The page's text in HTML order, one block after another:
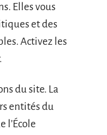
Elles vous
et des
Activez les
du site. La
entités du
l’École